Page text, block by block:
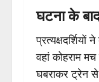
घटना के
वहां कोहराम
घबराकर ट्रेन